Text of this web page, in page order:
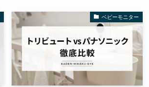
ベビーモニター